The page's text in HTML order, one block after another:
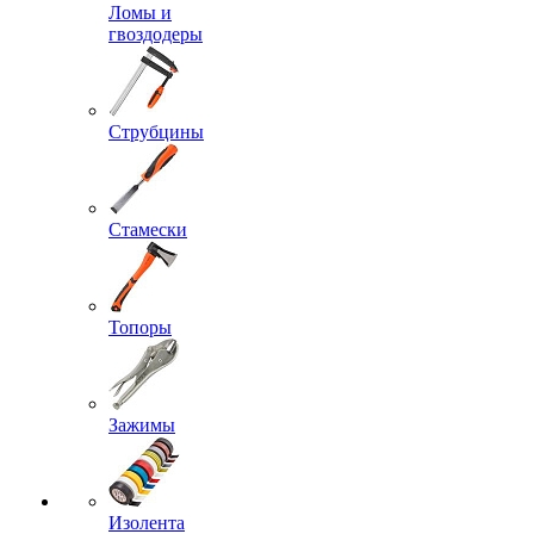
Ломы и
гвоздодеры
Струбцины
Стамески
Топоры
Зажимы
Изолента